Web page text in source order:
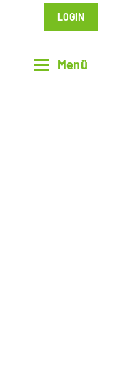
LOGIN